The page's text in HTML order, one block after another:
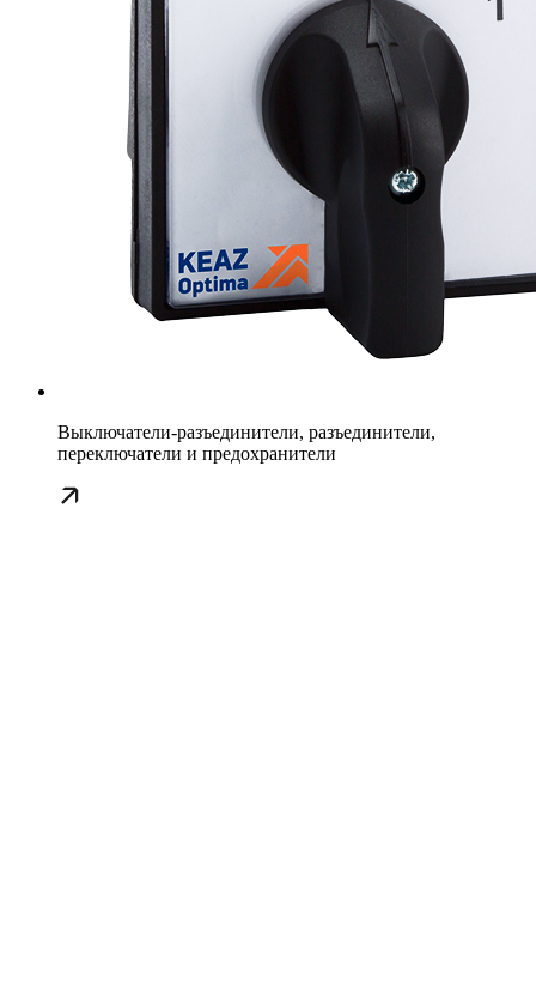
Выключатели-разъединители, разъединители,
переключатели и предохранители